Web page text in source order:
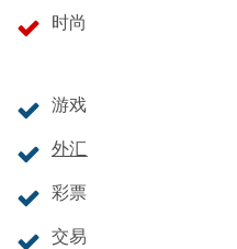
时尚
游戏
外汇
彩票
交易